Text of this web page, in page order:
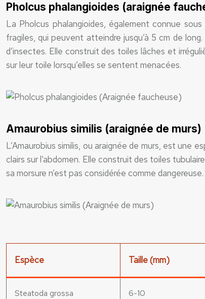
Pholcus phalangioides (araignée
La Pholcus phalangioides, également connue
fragiles, qui peuvent atteindre jusqu’à 5 cm de
d’insectes. Elle construit des toiles lâches et
sur leur toile lorsqu’elles se sentent menacées.
Amaurobius similis (araignée de murs)
L’Amaurobius similis, ou araignée de murs, est
clairs sur l’abdomen. Elle construit des toiles
sa morsure n’est pas considérée comme
Espèce Taille (mm)
Steatoda grossa 6-10